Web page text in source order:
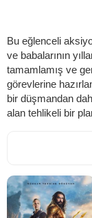
Bu eğlenceli
ve babalarının
tamamlamış ve
görevlerine
bir düşmandan
alan tehlikeli bir